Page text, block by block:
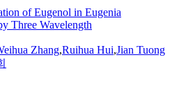
of Eugenol in Eugenia
Three Wavelength
Zhang,Ruihua Hui,Jian Tuong